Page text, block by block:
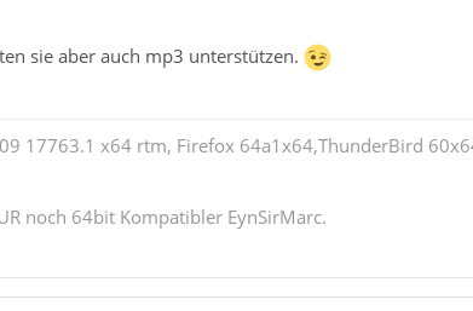
sie aber auch mp3 unterstützen.
17763.1 x64 rtm, Firefox 64a1x64,ThunderBird
noch 64bit Kompatibler EynSirMarc.